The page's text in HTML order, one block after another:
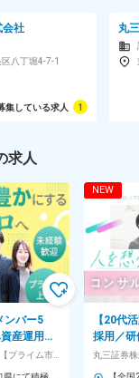
る方
い方
い方
ます
会社
八丁堀4-7-1
集している求人 1
丸
求人
ンバー5
産運用の
ス／金融
長でき
NEW
【20代
採用／研
とじっ
適な商